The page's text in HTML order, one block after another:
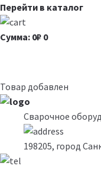
Перейти в каталог
Сумма: 0₽ 0
Товар добавлен
Сварочное
198205, город